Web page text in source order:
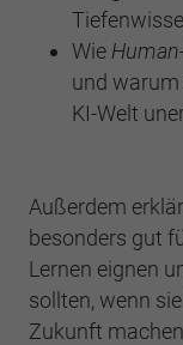
Wie
und
KI-Welt
Außerdem
besonders gut
Lernen eignen
sollten, wenn
Zukunft